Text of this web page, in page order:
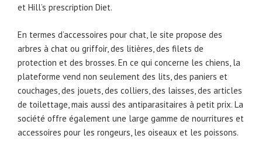
et Hill’s prescription Diet.
En termes d’accessoires pour chat, le site propose des
arbres à chat ou griffoir, des litières, des filets de
protection et des brosses. En ce qui concerne les chiens, la
plateforme vend non seulement des lits, des paniers et
couchages, des jouets, des colliers, des laisses, des articles
de toilettage, mais aussi des antiparasitaires à petit prix. La
société offre également une large gamme de nourritures et
accessoires pour les rongeurs, les oiseaux et les poissons.